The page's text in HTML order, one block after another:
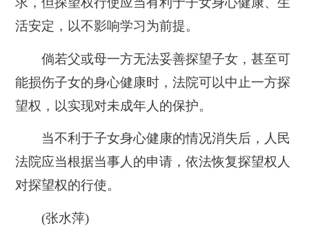
活安定，以不影响学习为前提。
倘若父或母一方无法妥善探望子女，甚至可
能损伤子女的身心健康时，法院可以中止一方探
望权，以实现对未成年人的保护。
当不利于子女身心健康的情况消失后，人民
法院应当根据当事人的申请，依法恢复探望权人
对探望权的行使。
(张水萍)